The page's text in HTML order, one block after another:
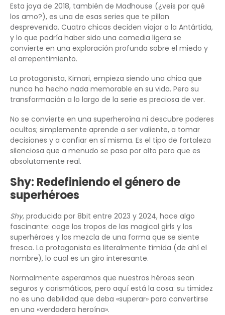
Esta joya de 2018, también de Madhouse (¿veis por qué
los amo?), es una de esas series que te pillan
desprevenida. Cuatro chicas deciden viajar a la Antártida,
y lo que podría haber sido una comedia ligera se
convierte en una exploración profunda sobre el miedo y
el arrepentimiento.
La protagonista, Kimari, empieza siendo una chica que
nunca ha hecho nada memorable en su vida. Pero su
transformación a lo largo de la serie es preciosa de ver.
No se convierte en una superheroína ni descubre poderes
ocultos; simplemente aprende a ser valiente, a tomar
decisiones y a confiar en sí misma. Es el tipo de fortaleza
silenciosa que a menudo se pasa por alto pero que es
absolutamente real.
Shy: Redefiniendo el género de
superhéroes
Shy, producida por 8bit entre 2023 y 2024, hace algo
fascinante: coge los tropos de las magical girls y los
superhéroes y los mezcla de una forma que se siente
fresca. La protagonista es literalmente tímida (de ahí el
nombre), lo cual es un giro interesante.
Normalmente esperamos que nuestros héroes sean
seguros y carismáticos, pero aquí está la cosa: su timidez
no es una debilidad que deba «superar» para convertirse
en una «verdadera heroína».